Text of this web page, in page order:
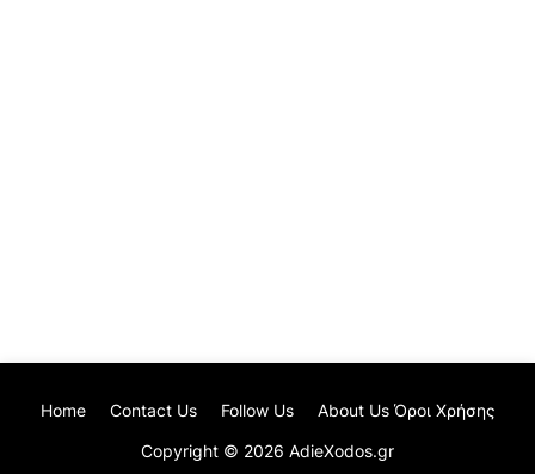
Copyright © 2026 AdieXodos.gr
Home Contact Us Follow Us About Us Όροι Χρήσης